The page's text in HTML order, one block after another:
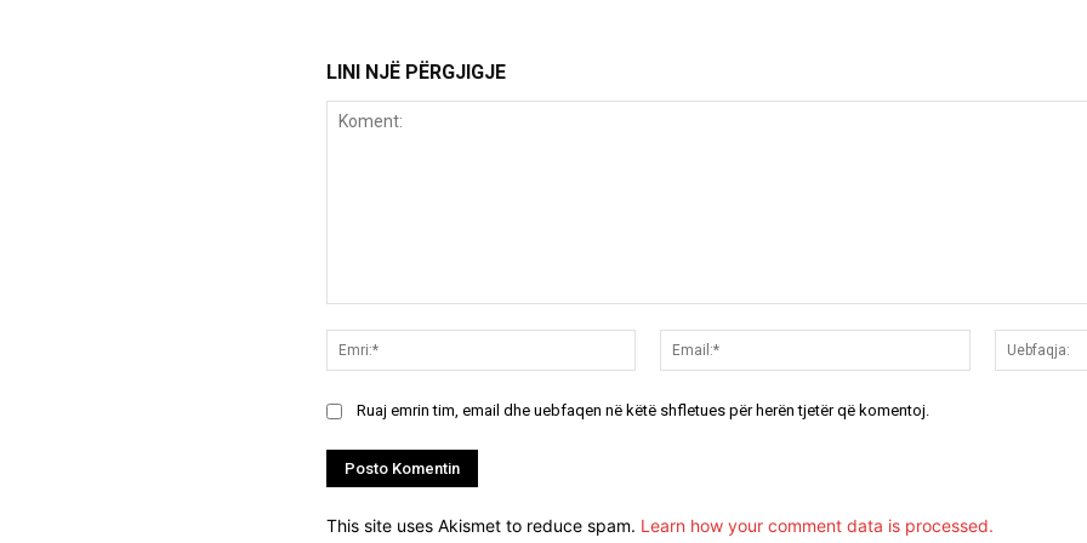
LINI NJË PËRGJIGJE
Emri:*
Email:*
Ruaj emrin tim, email dhe uebfaqen në këtë shfletues për herën tjetër që komentoj.
This site uses Akismet to reduce spam. Learn how your comment data is processed.